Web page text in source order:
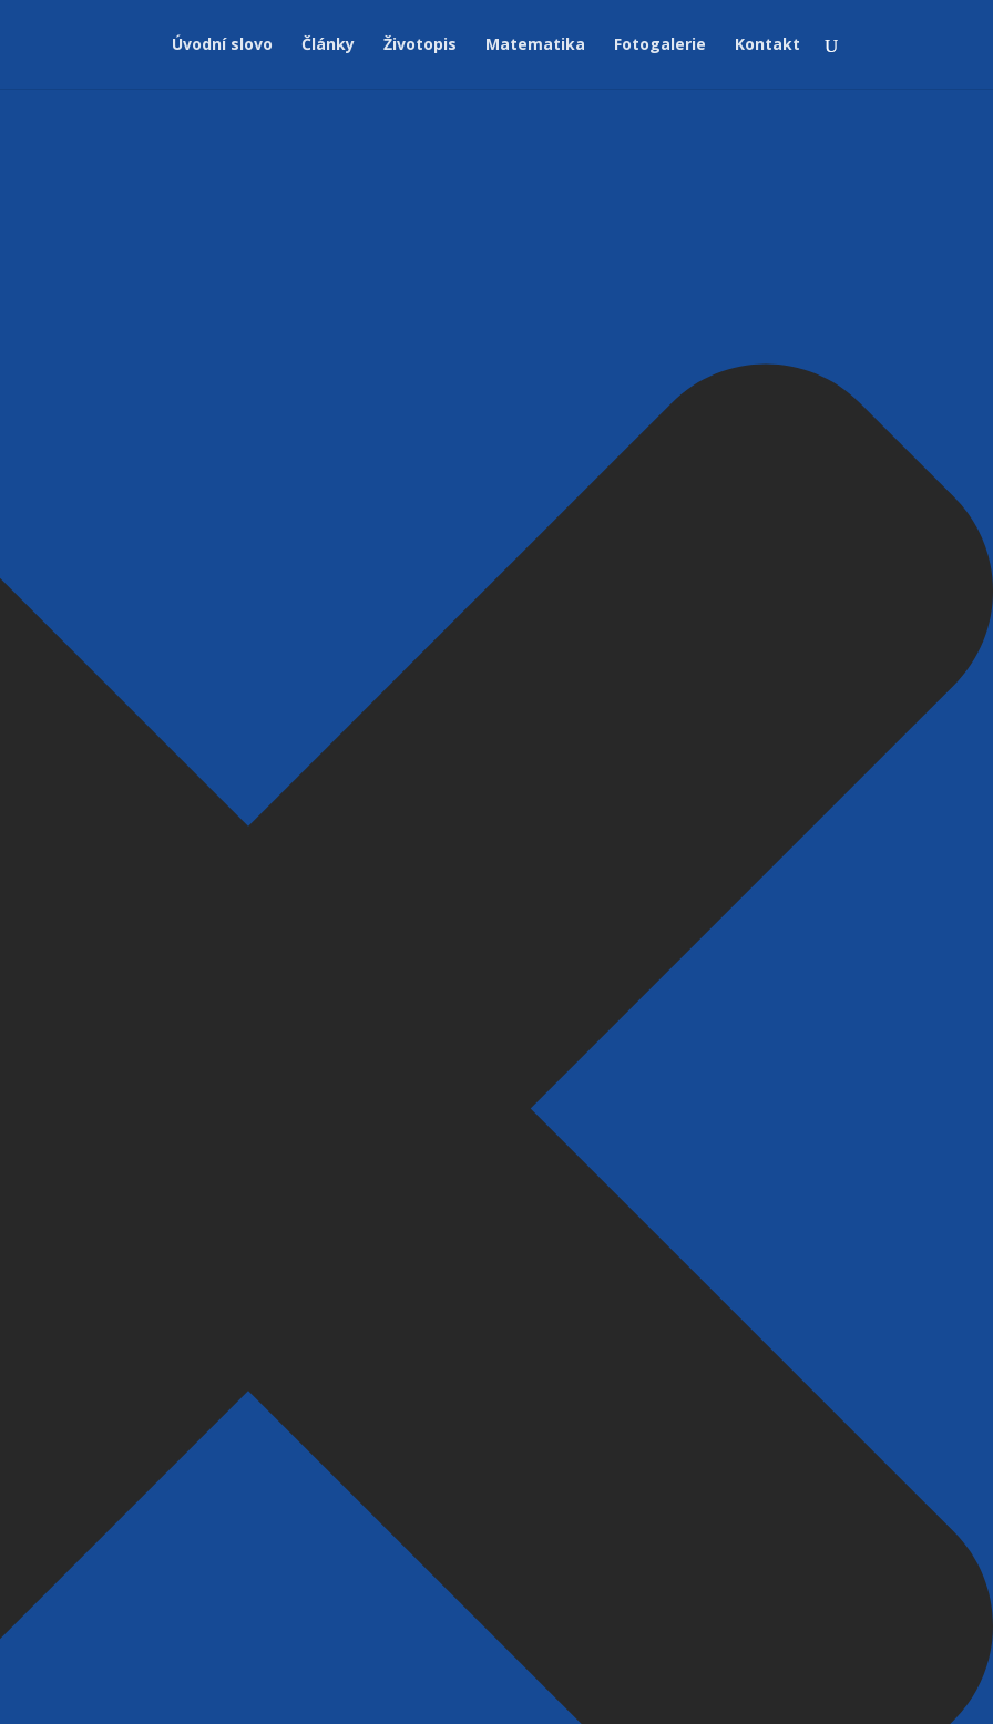
Úvodní slovo Články Životopis Matematika Fotogalerie Kontakt